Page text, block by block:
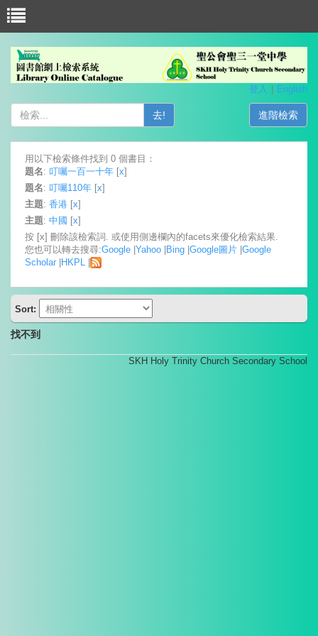
登入 English
去! 進階檢索
用以下檢索條件找到 0 個書目：
題名: 叮囑一百一十年 [x]
題名: 叮囑110年 [x]
主題: 香港 [x]
主題: 中國 [x]
按 [x] 刪除該檢索詞. 或使用側邊欄內的facets來優化檢索結果.
您也可以轉去搜尋:Google |Yahoo |Bing |Google圖片 |Google
Scholar |HKPL |
Sort:
找不到
SKH Holy Trinity Church Secondary School